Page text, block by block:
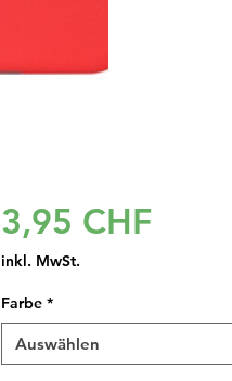
3,95 CHFPreis
inkl. MwSt.
Farbe *
Auswählen